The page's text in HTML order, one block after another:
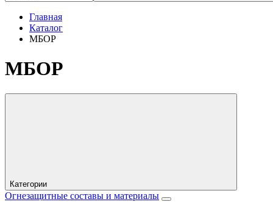
Главная
Каталог
МБОР
МБОР
Категории
Огнезащитные составы и материалы